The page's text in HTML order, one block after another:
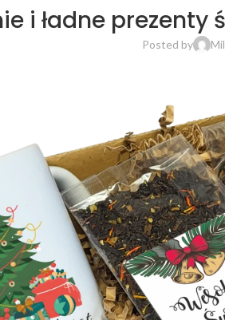
i ładne prezenty
Posted by